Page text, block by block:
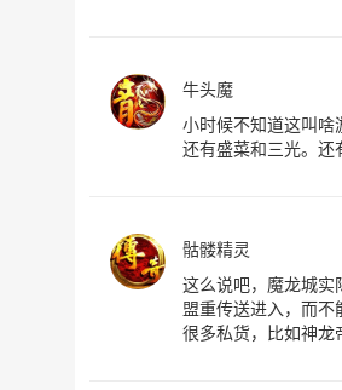
牛头魔
小时候不知道这叫啥
还有盛菜和三光。还
骷髅精灵
这么说吧，魔龙城实
盟重传送进入，而不
很多私货，比如神龙